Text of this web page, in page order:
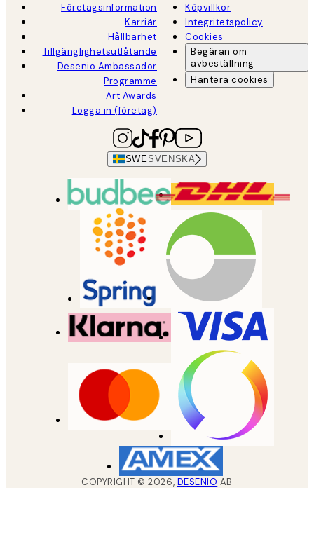
Företagsinformation
Karriär
Hållbarhet
Tillgänglighetsutlåtande
Desenio Ambassador
Programme
Art Awards
Logga in (företag)
Köpvillkor
Integritetspolicy
Cookies
Begäran om
avbeställning
Hantera cookies
SWESVENSKA
COPYRIGHT ©2026, DESENIO AB